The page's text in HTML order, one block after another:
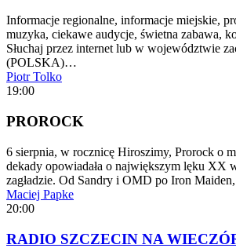
Informacje regionalne, informacje miejskie,
muzyka, ciekawe audycje, świetna zabawa,
Słuchaj przez internet lub w województwie
(POLSKA)…
Piotr Tolko
19:00
PROROCK
6 sierpnia, w rocznicę Hiroszimy, Prorock o
dekady opowiadała o największym lęku XX
zagładzie. Od Sandry i OMD po Iron
Maciej Papke
20:00
RADIO SZCZECIN NA